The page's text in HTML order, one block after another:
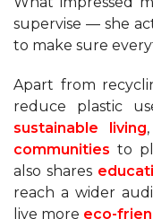
supervise — she
to make sure
Apart from
reduce plastic
sustainable living
communities to
also shares
reach a wider
live more eco-